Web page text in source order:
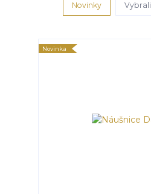
Novinky
Novinka